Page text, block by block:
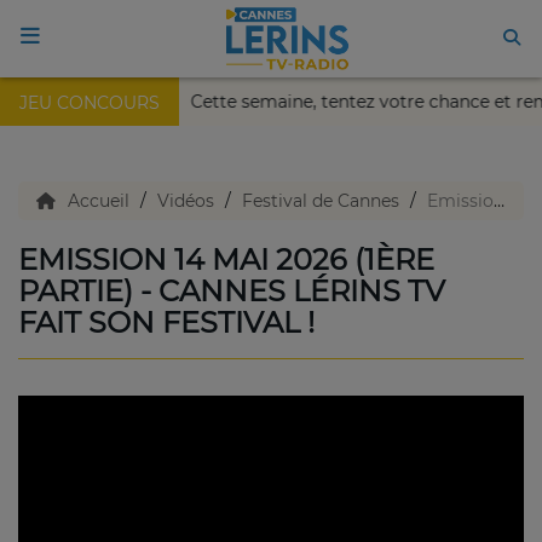
JEU CONCOURS
de Nice ! Cette semaine, tentez votre chance et
TV en direct
Replay TV
Accueil Vidéos Festival de Cannes Emission 14 mai 2026 (1ère partie) - Cannes Lérins TV fait son festival !
EMISSION 14 MAI 2026 (1ÈRE
PARTIE) - CANNES LÉRINS TV
FAIT SON FESTIVAL !